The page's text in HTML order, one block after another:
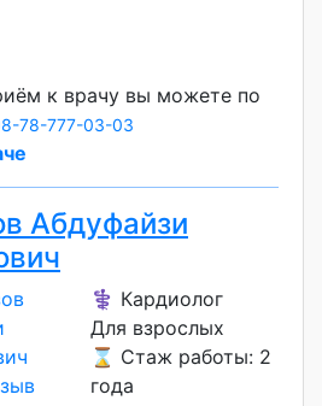
к врачу вы можете по
78-777-03-03
Абдуфайзи
⚕️ Кардиолог
Для взрослых
⌛ Стаж работы: 2
года